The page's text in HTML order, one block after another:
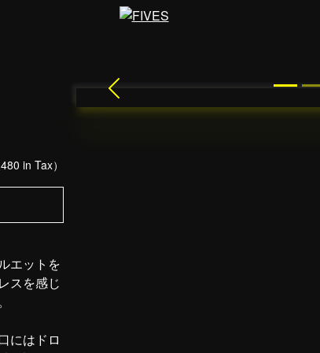
in Tax）
エットを
スを感じ
にはドロ
Previous